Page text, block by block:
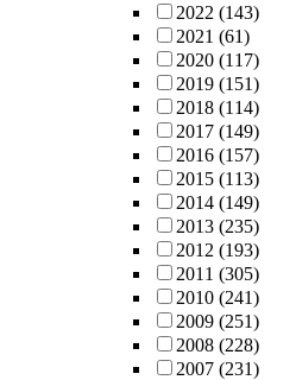
2022 (143)
2021 (61)
2020 (117)
2019 (151)
2018 (114)
2017 (149)
2016 (157)
2015 (113)
2014 (149)
2013 (235)
2012 (193)
2011 (305)
2010 (241)
2009 (251)
2008 (228)
2007 (231)